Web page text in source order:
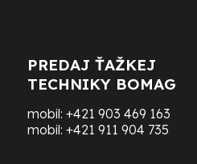
PREDAJ ŤAŽKEJ
TECHNIKY BOMAG
mobil: +421 903 469 163
mobil: +421 911 904 735